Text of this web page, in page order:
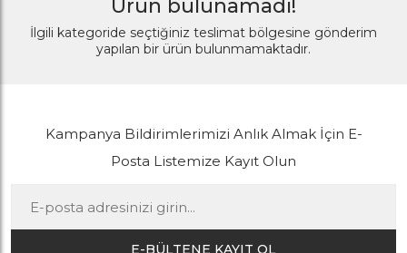
Ürün bulunamadı!
İlgili kategoride seçtiğiniz teslimat bölgesine gönderim
yapılan bir ürün bulunmamaktadır.
Kampanya Bildirimlerimizi Anlık Almak İçin E-
Posta Listemize Kayıt Olun
E-BÜLTENE KAYIT OL